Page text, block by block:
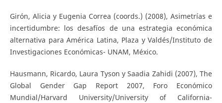
Girón, Alicia y Eugenia Correa (coords.) (2008), Asimetrías e
incertidumbre: los desafíos de una estrategia económica
alternativa para América Latina, Plaza y Valdés/Instituto de
Investigaciones Económicas- UNAM, México.
Hausmann, Ricardo, Laura Tyson y Saadia Zahidi (2007), The
Global Gender Gap Report 2007, Foro Económico
Mundial/Harvard University/University of California-